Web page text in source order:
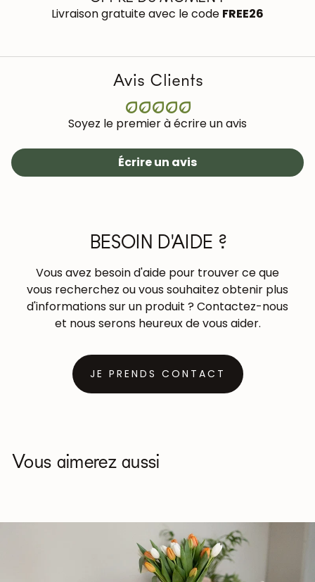
à 2 fois par an avec de l'huile de tung (abrasin) pour
protéger et hydrater le bois.
Livraison gratuite avec le code FREE26
Avis Clients
Soyez le premier à écrire un avis
Écrire un avis
BESOIN D'AIDE ?
Vous avez besoin d'aide pour trouver ce que
vous recherchez ou vous souhaitez obtenir plus
d'informations sur un produit ? Contactez-nous
et nous serons heureux de vous aider.
JE PRENDS CONTACT
Vous aimerez aussi